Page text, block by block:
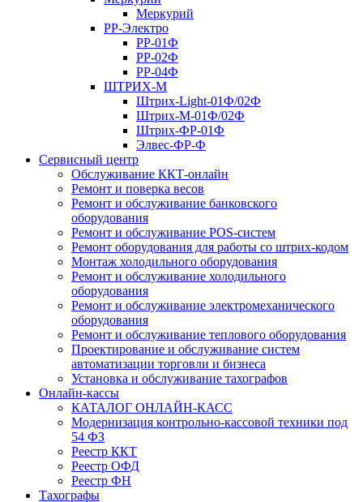
Меркурий
РР-Электро
РР-01Ф
РР-02Ф
РР-04Ф
ШТРИХ-М
Штрих-Light-01Ф/02Ф
Штрих-М-01Ф/02Ф
Штрих-ФР-01Ф
Элвес-ФР-Ф
Сервисный центр
Обслуживание ККТ-онлайн
Ремонт и поверка весов
Ремонт и обслуживание банковского
оборудования
Ремонт и обслуживание POS-систем
Ремонт оборудования для работы со штрих-кодом
Монтаж холодильного оборудования
Ремонт и обслуживание холодильного
оборудования
Ремонт и обслуживание электромеханического
оборудования
Ремонт и обслуживание теплового оборудования
Проектирование и обслуживание систем
автоматизации торговли и бизнеса
Установка и обслуживание тахографов
Онлайн-кассы
КАТАЛОГ ОНЛАЙН-КАСС
Модернизация контрольно-кассовой техники под
54 ФЗ
Реестр ККТ
Реестр ОФД
Реестр ФН
Тахографы